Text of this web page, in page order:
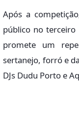
Após a
público no terceiro
promete um
sertanejo, forró e
DJs Dudu Porto e